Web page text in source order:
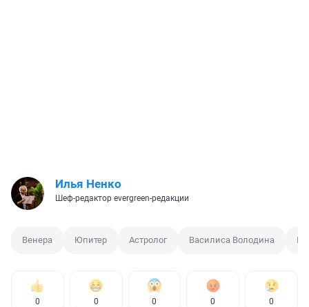
Илья Ненко
Шеф-редактор evergreen-редакции
Венера Юпитер Астролог Василиса Володина
0 0 0 0 0